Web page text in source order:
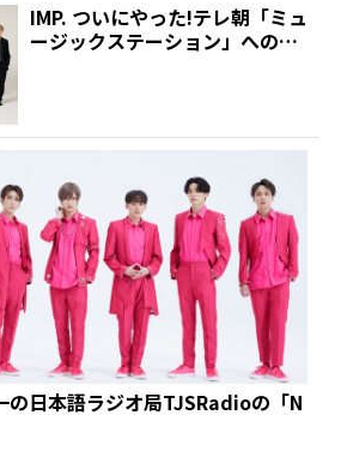
IMP. ついにやった!テレ朝「ミュ
ージックステーション」への初
の日本語ラジオ局TJSRadioの「N